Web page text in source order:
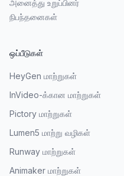
அனைத்து உறுப்பினர்
நிபந்தனைகள்
ஒப்பீடுகள்
HeyGen மாற்றுகள்
InVideo-க்கான மாற்றுகள்
Pictory மாற்றுகள்
Lumen5 மாற்று வழிகள்
Runway மாற்றுகள்
Animaker மாற்றுகள்